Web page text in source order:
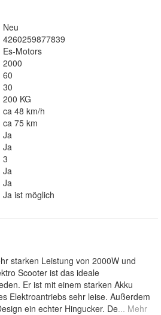
Neu
4260259877839
Es-Motors
2000
60
30
200 KG
ca 48 km/h
ca 75 km
Ja
Ja
3
Ja
Ja
Ja ist möglich
starken Leistung von 2000W und
Scooter ist das ideale
Er ist mit einem starken Akku
Elektroantriebs sehr leise. Außerdem
ein echter Hingucker. De... Mehr